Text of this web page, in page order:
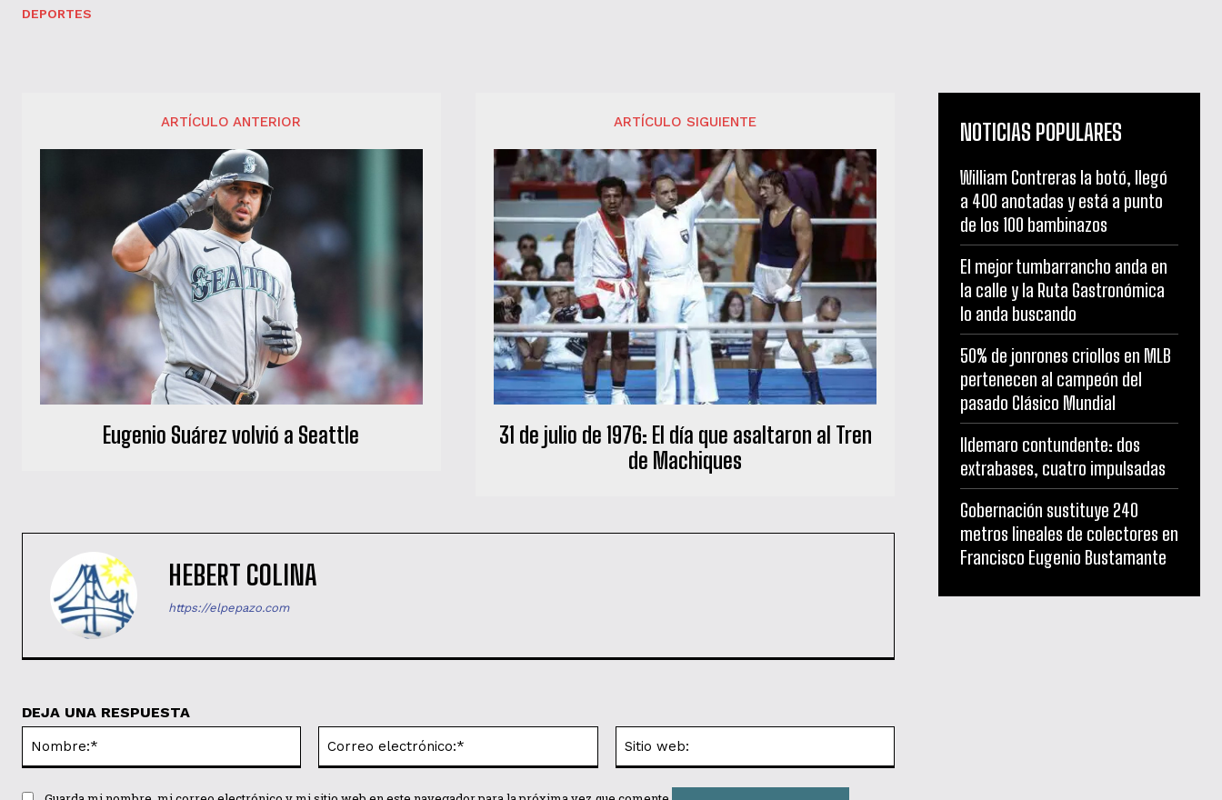
DEPORTES
ARTÍCULO ANTERIOR
Eugenio Suárez volvió a Seattle
ARTÍCULO SIGUIENTE
31 de julio de 1976: El día que asaltaron al Tren
de Machiques
HEBERT COLINA
https://elpepazo.com
DEJA UNA RESPUESTA
electrónico:*
NOTICIAS POPULARES
William Contreras la botó, llegó
a 400 anotadas y está a punto
de los 100 bambinazos
El mejor tumbarrancho anda en
la calle y la Ruta Gastronómica
lo anda buscando
50% de jonrones criollos en MLB
pertenecen al campeón del
pasado Clásico Mundial
Ildemaro contundente: dos
extrabases, cuatro impulsadas
Gobernación sustituye 240
metros lineales de colectores en
Francisco Eugenio Bustamante